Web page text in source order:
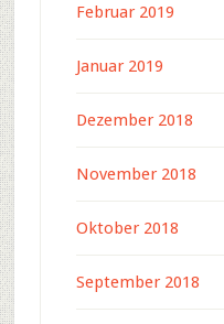
Februar 2019
Januar 2019
Dezember 2018
November 2018
Oktober 2018
September 2018